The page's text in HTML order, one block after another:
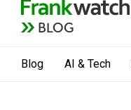
BLOG
Blog AI & Tech